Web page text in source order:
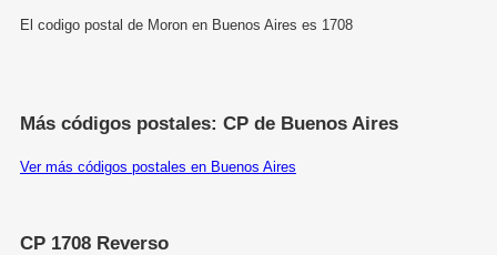
El codigo postal de Moron en Buenos Aires es 1708
Más códigos postales: CP de Buenos Aires
Ver más códigos postales en Buenos Aires
CP 1708 Reverso